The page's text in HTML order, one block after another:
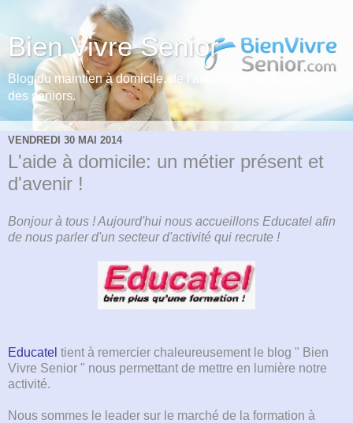
Bien Vivre Senior
Blog du maintien à domicile, de l'autonomie et du confort
des seniors.
VENDREDI 30 MAI 2014
L'aide à domicile: un métier présent et
d'avenir !
Bonjour à tous ! Aujourd'hui nous accueillons Educatel afin
de nous parler d'un secteur d'activité qui recrute !
Educatel tient à remercier chaleureusement le blog " Bien
Vivre Senior " nous permettant de mettre en lumière notre
activité.
Nous sommes le leader sur le marché de la formation à